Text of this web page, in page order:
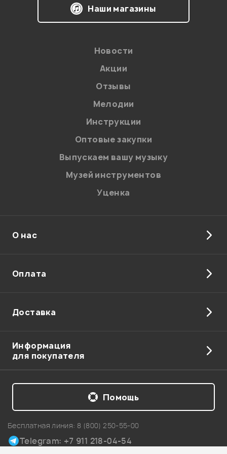
на обработку персональных данных в
Политикой в отношении обработки
персональных данных.
Введите проверочное число:
Отправить
Наши магазины
Новости
Акции
Отзывы
Мелодии
Инструкции
Оптовые закупки
Выпускаем вашу музыку
Музей инструментов
Уценка
О нас
Оплата
Доставка
Информация
для покупателя
Бесплатная линия: 8 (800) 250-55-00
Telegram: +7 911 218-04-54
Помощь